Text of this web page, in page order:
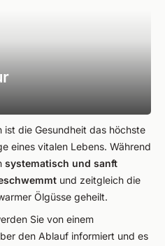
die Gesundheit das höchste
eines vitalen Lebens. Während
systematisch und sanft
und zeitgleich die
Ölgüsse geheilt.
Sie von einem
den Ablauf informiert und es